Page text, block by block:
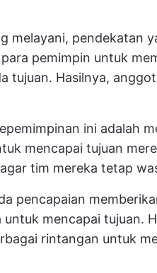
melayani, pendekatan
pemimpin untuk
tujuan. Hasilnya,
ini adalah
mencapai tujuan
tim mereka tetap
pencapaian
mencapai tujuan.
rintangan untuk